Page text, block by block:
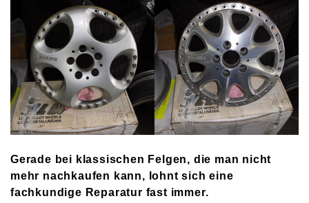
Gerade bei klassischen Felgen, die man nicht
mehr nachkaufen kann, lohnt sich eine
fachkundige Reparatur fast immer.